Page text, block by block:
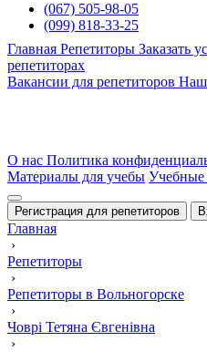
(067) 505-98-05
(099) 818-33-25
Главная Репетиторы Заказать
репетиторах
Вакансии для репетиторов
О нас Политика
Материалы для учебы Учебные
Регистрация для репетиторов
Главная
›
Репетиторы
›
Репетиторы в Вольногорске
›
Човрі Тетяна Євгенівна
›